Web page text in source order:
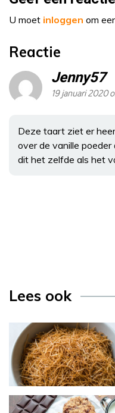
U moet inloggen om
Reactie
Jenny57
19 januari 2020
Deze taart ziet er
over de vanille poeder
dit het zelfde als het
Lees ook